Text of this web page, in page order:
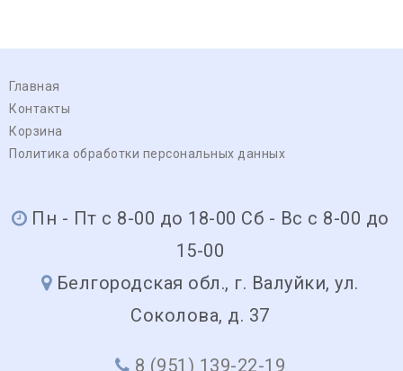
Главная
Контакты
Корзина
Политика обработки персональных данных
Пн - Пт с 8-00 до 18-00 Сб - Вс с 8-00 до
15-00
Белгородская обл., г. Валуйки, ул.
Соколова, д. 37
8 (951) 139-22-19